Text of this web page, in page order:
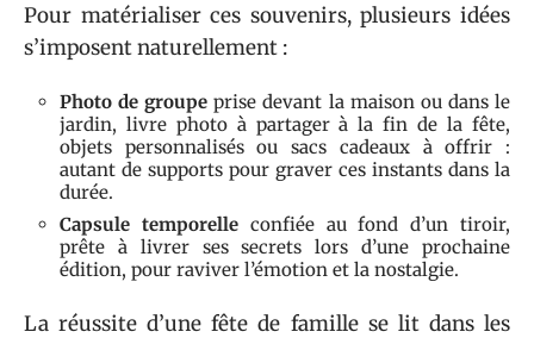
Pour matérialiser ces souvenirs, plusieurs idées
s’imposent naturellement :
Photo de groupe prise devant la maison ou dans le
jardin, livre photo à partager à la fin de la fête,
objets personnalisés ou sacs cadeaux à offrir :
autant de supports pour graver ces instants dans la
durée.
Capsule temporelleconfiée au fond d’un tiroir,
prête à livrer ses secrets lors d’une prochaine
édition, pour raviver l’émotion et la nostalgie.
La réussite d’une fête de famille se lit dans les